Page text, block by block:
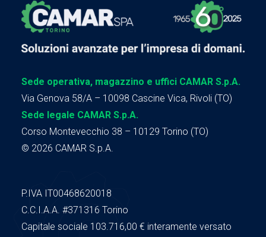
Sede operativa, magazzino e uffici CAMAR S.p.A.
Via Genova 58/A – 10098 Cascine Vica, Rivoli (TO)
Sede legale CAMAR S.p.A.
Corso Montevecchio 38 – 10129 Torino (TO)
© 2026 CAMAR S.p.A.
P.IVA IT00468620018
C.C.I.A.A. #371316 Torino
Capitale sociale 103.716,00 € interamente versato